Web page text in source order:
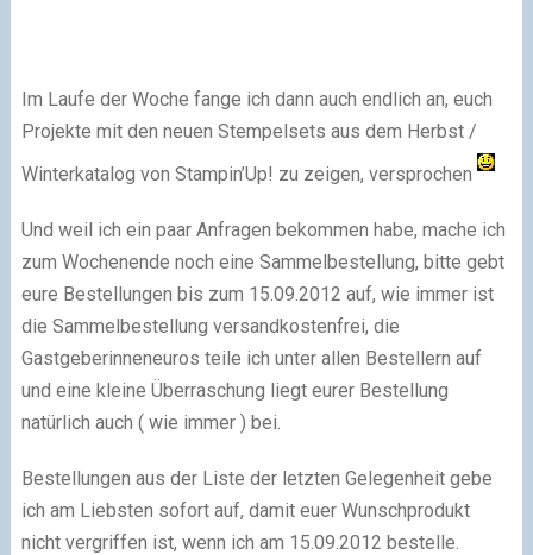
Im Laufe der Woche fange ich dann auch endlich an, euch
Projekte mit den neuen Stempelsets aus dem Herbst /
Winterkatalog von Stampin’Up! zu zeigen, versprochen
Und weil ich ein paar Anfragen bekommen habe, mache ich
zum Wochenende noch eine Sammelbestellung, bitte gebt
eure Bestellungen bis zum 15.09.2012 auf, wie immer ist
die Sammelbestellung versandkostenfrei, die
Gastgeberinneneuros teile ich unter allen Bestellern auf
und eine kleine Überraschung liegt eurer Bestellung
natürlich auch ( wie immer ) bei.
Bestellungen aus der Liste der letzten Gelegenheit gebe
ich am Liebsten sofort auf, damit euer Wunschprodukt
nicht vergriffen ist, wenn ich am 15.09.2012 bestelle.